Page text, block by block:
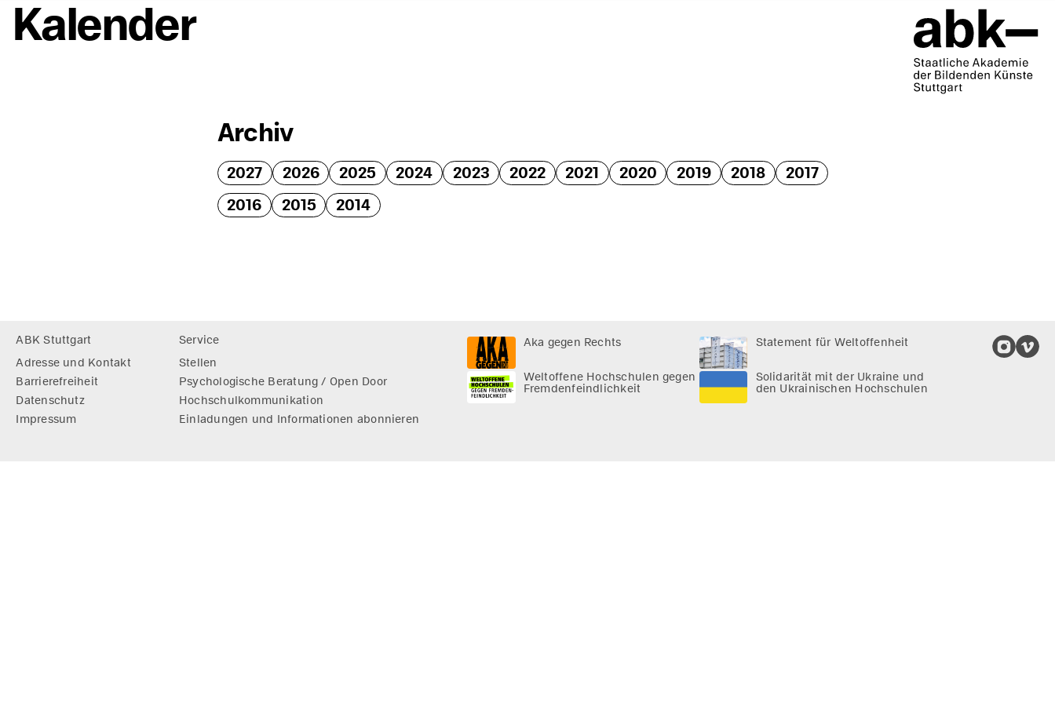
Kalender
Archiv
2027 2026 2025 2024 2023 2022 2021 2020 2019 2018
2017
2016
2015 2014
ABK Stuttgart
Adresse und Kontakt
Barrierefreiheit
Datenschutz
Impressum
Service
Stellen
Psychologische Beratung / Open Door
Hochschulkommunikation
Einladungen und Informationen abonnieren
Aka gegen Rechts Statement für Weltoffenheit
Weltoffene Hochschulen gegen
Fremdenfeindlichkeit
Solidarität mit der Ukraine und
den Ukrainischen Hochschulen